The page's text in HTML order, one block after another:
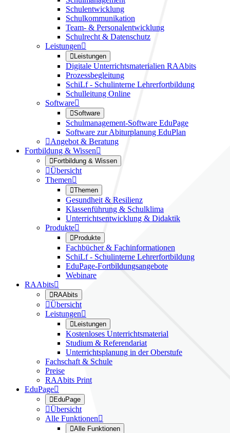
Schulentwicklung
Schulkommunikation
Team- & Personalentwicklung
Schulrecht & Datenschutz
Leistungen
Leistungen
Digitale Unterrichtsmaterialien RAAbits
Prozessbegleitung
SchiLf - Schulinterne Lehrerfortbildung
Schulleitung Online
Software
Software
Schulmanagement-Software EduPage
Software zur Abiturplanung EduPlan
Angebot & Beratung
Fortbildung & Wissen
Fortbildung & Wissen
Übersicht
Themen
Themen
Gesundheit & Resilienz
Klassenführung & Schulklima
Unterrichtsentwicklung & Didaktik
Produkte
Produkte
Fachbücher & Fachinformationen
SchiLf - Schulinterne Lehrerfortbildung
EduPage-Fortbildungsangebote
Webinare
RAAbits
RAAbits
Übersicht
Leistungen
Leistungen
Kostenloses Unterrichtsmaterial
Studium & Referendariat
Unterrichtsplanung in der Oberstufe
Fachschaft & Schule
Preise
RAAbits Print
EduPage
EduPage
Übersicht
Alle Funktionen
Alle Funktionen